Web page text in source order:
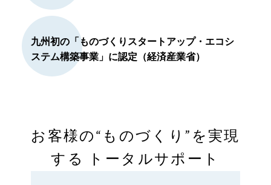
九州初の「ものづくりスタートアップ・エコシ
ステム構築事業」に認定（経済産業省）
お客様の“ものづくり”を実現
する
トータルサポート